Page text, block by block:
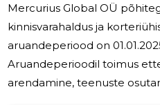
Mercurius Global OÜ
kinnisvarahaldus ja korteriühistute
aruandeperiood on
Aruandeperioodil toimus
arendamine, teenuste osutamine